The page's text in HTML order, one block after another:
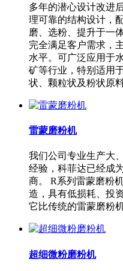
多年的潜心设计改进
理可靠的结构设计，
磨、选粉、提升于一
完全满足客户需求，
水平。可广泛应用于
矿等行业，特别适用
状、颗粒状及粉状原
雷蒙磨粉机
我们公司专业生产大
经验，科菲达已经成
商。 R系列雷蒙磨粉
造，具有低损耗、投
它比传统的雷蒙磨粉
超细微粉磨粉机